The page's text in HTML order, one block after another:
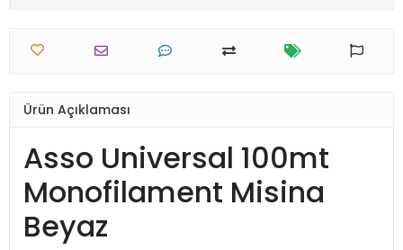
Ürün Açıklaması
Asso Universal 100mt
Monofilament Misina
Beyaz